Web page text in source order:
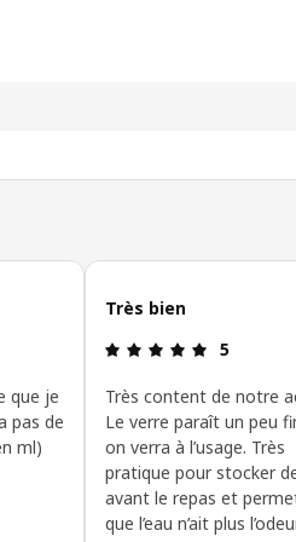
étoiles
que je
pas de
ml)
Très bien
Avis: 5 sur
5
Très content de notre
Le verre paraît un peu
on verra à l’usage. Très
pratique pour stocker de
avant le repas et
que l’eau n’ait plus